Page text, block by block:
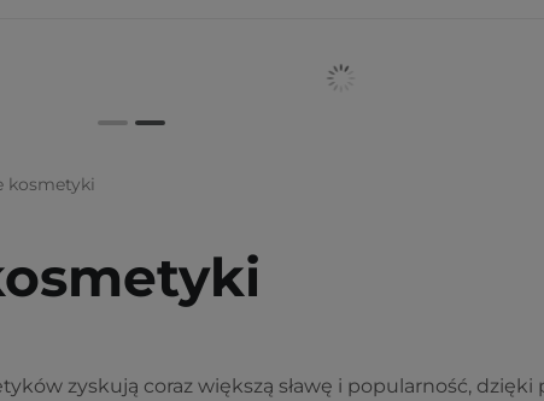
kosmetyki
zyskują coraz większą sławę i popularność,